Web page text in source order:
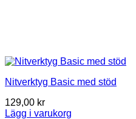
Nitverktyg Basic med stöd
129,00 kr
Lägg i varukorg